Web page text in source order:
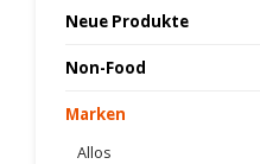
Neue Produkte
Non-Food
Marken
Allos